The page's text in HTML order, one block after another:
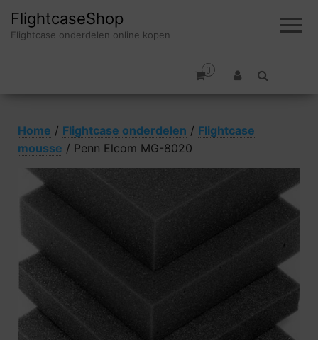
FlightcaseShop
Flightcase onderdelen online kopen
0
Home / Flightcase onderdelen / Flightcase
mousse / Penn Elcom MG-8020